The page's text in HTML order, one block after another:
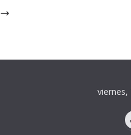
viernes,